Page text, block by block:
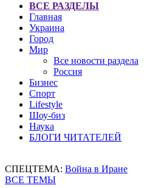
ВСЕ РАЗДЕЛЫ
Главная
Украина
Город
Мир
Все новости раздела
Россия
Бизнес
Спорт
Lifestyle
Шоу-биз
Наука
БЛОГИ ЧИТАТЕЛЕЙ
СПЕЦТЕМА: Война в Иране
ВСЕ ТЕМЫ